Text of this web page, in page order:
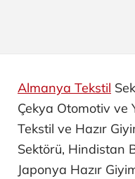
Almanya Tekstil
Çekya Otomotiv ve
Tekstil ve Hazır
Sektörü, Hindistan
Japonya Hazır